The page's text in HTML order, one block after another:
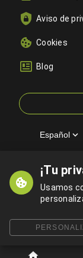
¡Tu
Usamos
Aviso de
Cookies
Blog
Español